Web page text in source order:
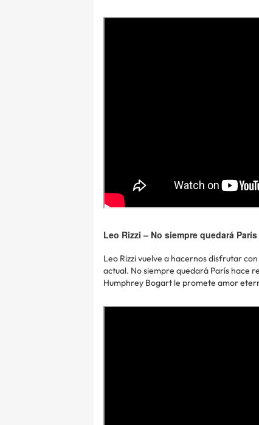
Leo Rizzi – No siempre quedará París
Leo Rizzi vuelve a hacernos disfrutar
actual. No siempre quedará París hace
Humphrey Bogart le promete amor